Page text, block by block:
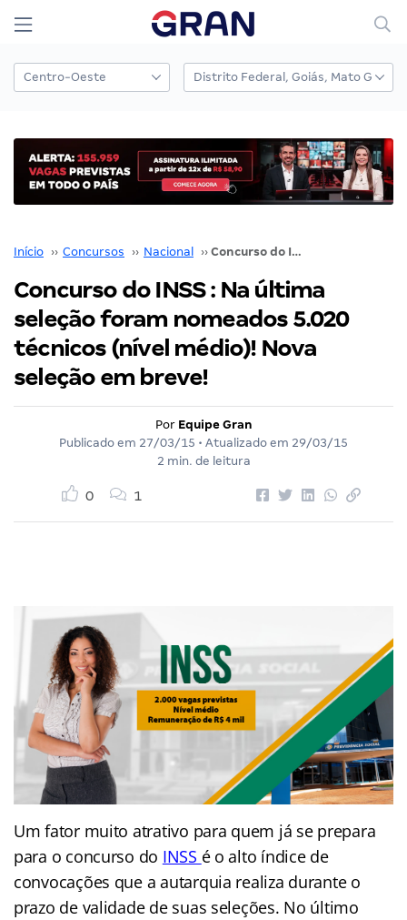
Início ›› Concursos ›› Nacional ›› Concurso do INSS : Na última seleção foram nomeados 5.020 técnicos (nível médio)! Nova seleção em breve!
Concurso do INSS : Na última
seleção foram nomeados 5.020
técnicos (nível médio)! Nova
seleção em breve!
Por Equipe Gran
Publicado em 27/03/15 • Atualizado em 29/03/15
2 min. de leitura
0 1
Um fator muito atrativo para quem já se prepara
para o concurso do INSS é o alto índice de
convocações que a autarquia realiza durante o
prazo de validade de suas seleções. No último